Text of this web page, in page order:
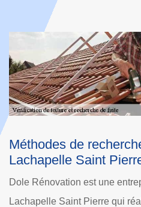
à
Les raisons qui
travaux de
Lachapelle Saint
Les opérations de